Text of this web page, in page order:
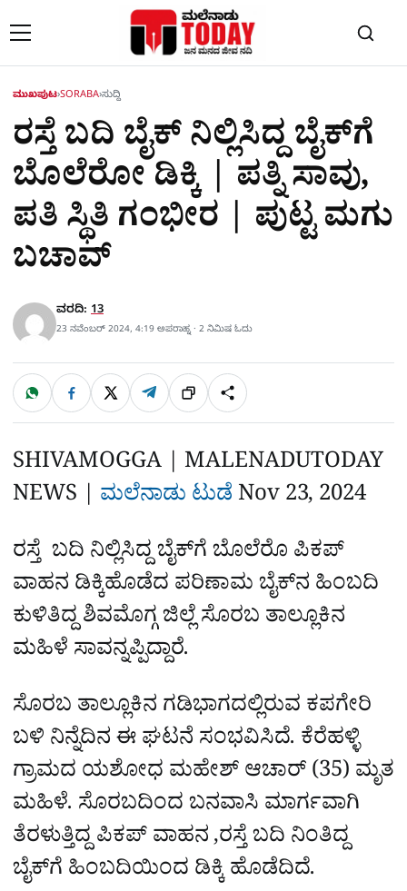
ಮುಖಪುಟ›SORABA›ಸುದ್ದಿ
ರಸ್ತೆ ಬದಿ ಬೈಕ್‌ ನಿಲ್ಲಿಸಿದ್ದ ಬೈಕ್‌ಗೆ
ಬೊಲೆರೋ ಡಿಕ್ಕಿ | ಪತ್ನಿ ಸಾವು,
ಪತಿ ಸ್ಥಿತಿ ಗಂಭೀರ | ಪುಟ್ಟ ಮಗು
ಬಚಾವ್
ವರದಿ: 13
23 ನವೆಂಬರ್ 2024, 4:19 ಅಪರಾಹ್ನ · 2 ನಿಮಿಷ ಓದು
ಹಂಚಿಕೊಳ್ಳಿ
W
a
t
p
p
F
c
e
o
k
X T
l
e
a
m
ಲಿಂ
ಕ್
S
h
a
r
e
SHIVAMOGGA | MALENADUTODAY
NEWS | ಮಲೆನಾಡು ಟುಡೆ Nov 23, 2024
ರಸ್ತೆ ಬದಿ ನಿಲ್ಲಿಸಿದ್ದ ಬೈಕ್‌ಗೆ ಬೊಲೆರೊ ಪಿಕಪ್
ವಾಹನ ಡಿಕ್ಕಿಹೊಡೆದ ಪರಿಣಾಮ ಬೈಕ್‌ನ ಹಿಂಬದಿ
ಕುಳಿತಿದ್ದ ಶಿವಮೊಗ್ಗ ಜಿಲ್ಲೆ ಸೊರಬ ತಾಲ್ಲೂಕಿನ
ಮಹಿಳೆ ಸಾವನ್ನಪ್ಪಿದ್ದಾರೆ.
ಸೊರಬ ತಾಲ್ಲೂಕಿನ ಗಡಿಭಾಗದಲ್ಲಿರುವ ಕಪಗೇರಿ
ಬಳಿ ನಿನ್ನೆದಿನ ಈ ಘಟನೆ ಸಂಭವಿಸಿದೆ. ಕೆರೆಹಳ್ಳಿ
ಗ್ರಾಮದ ಯಶೋಧ ಮಹೇಶ್ ಆಚಾರ್ (35) ಮೃತ
ಮಹಿಳೆ. ಸೊರಬದಿಂದ ಬನವಾಸಿ ಮಾರ್ಗವಾಗಿ
ತೆರಳುತ್ತಿದ್ದ ಪಿಕಪ್ ವಾಹನ ,ರಸ್ತೆ ಬದಿ ನಿಂತಿದ್ದ
ಬೈಕ್‌ಗೆ ಹಿಂಬದಿಯಿಂದ ಡಿಕ್ಕಿ ಹೊಡೆದಿದೆ.